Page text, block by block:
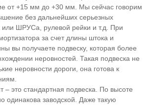
от +15 мм до +30 мм. Мы сейчас говорим
без дальнейших серьезных
или ШРУСа, рулевой рейки и т.д. При
за счет длины штока и
вы получаете подвеску, которая более
неровностей. Такая подвеска не
неровности дороги, она готова к
– это стандартная подвеска. По высоте
одинакова заводской. Даже такую